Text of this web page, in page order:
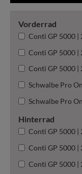
Vorderrad
Conti GP 5000 |
Conti GP 5000 |
Conti GP 5000 |
Schwalbe Pro
Schwalbe Pro
Hinterrad
Conti GP 5000 |
Conti GP 5000 |
Conti GP 5000 |